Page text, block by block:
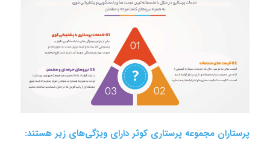
پرستاران مجموعه پرستاری کوثر دارای ویژگی‌های زیر هستند: